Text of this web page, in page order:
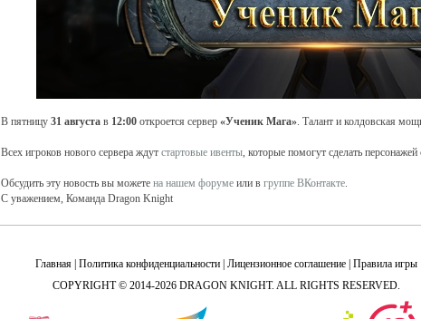
В пятницу 31 августа в 12:00 откроется сервер «Ученик Мага». Талант и колдовская
Всех игроков нового сервера ждут стартовые ивенты, которые помогут сделать
Обсудить эту новость вы можете на нашем форуме или в группе ВКонтакте.
С уважением, Команда Dragon Knight
Главная Политика конфиденциальности Лицензионное соглашение Правила игры
COPYRIGHT © 2014-2026 DRAGON KNIGHT. ALL RIGHTS RESERVED.